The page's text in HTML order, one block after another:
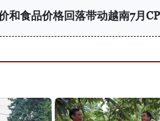
和食品价格回落带动越南7月